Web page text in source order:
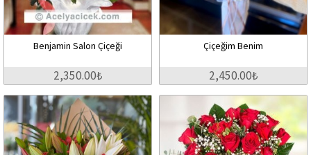
Benjamin Salon Çiçeği
2,350.00₺
Çiçeğim Benim
2,450.00₺